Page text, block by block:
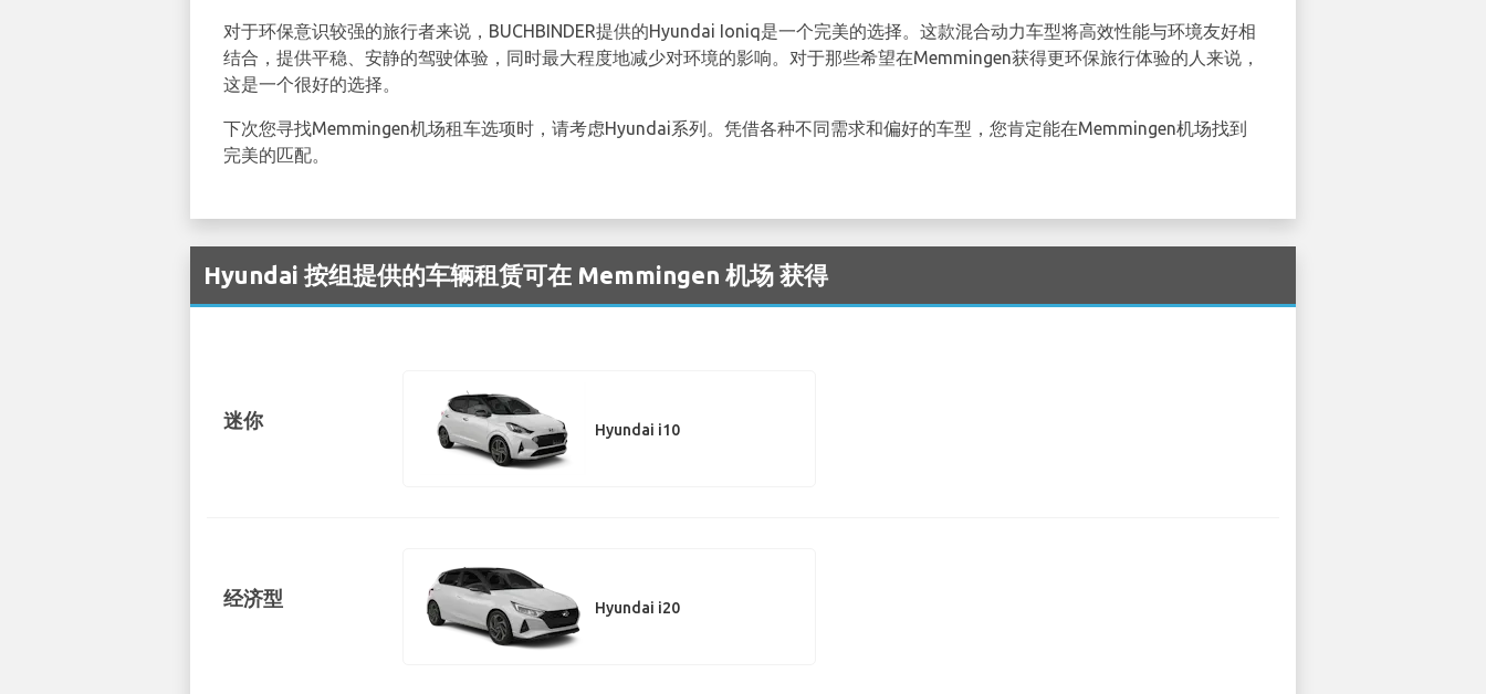
对于环保意识较强的旅行者来说，BUCHBINDER提供的Hyundai Ioniq是一个完美的选择。这款混合动力车型将高效性能与环境友好相
结合，提供平稳、安静的驾驶体验，同时最大程度地减少对环境的影响。对于那些希望在Memmingen获得更环保旅行体验的人来说，
这是一个很好的选择。
下次您寻找Memmingen机场租车选项时，请考虑Hyundai系列。凭借各种不同需求和偏好的车型，您肯定能在Memmingen机场找到
完美的匹配。
Hyundai 按组提供的车辆租赁可在 Memmingen 机场 获得
迷你 Hyundai i10
经济型 Hyundai i20